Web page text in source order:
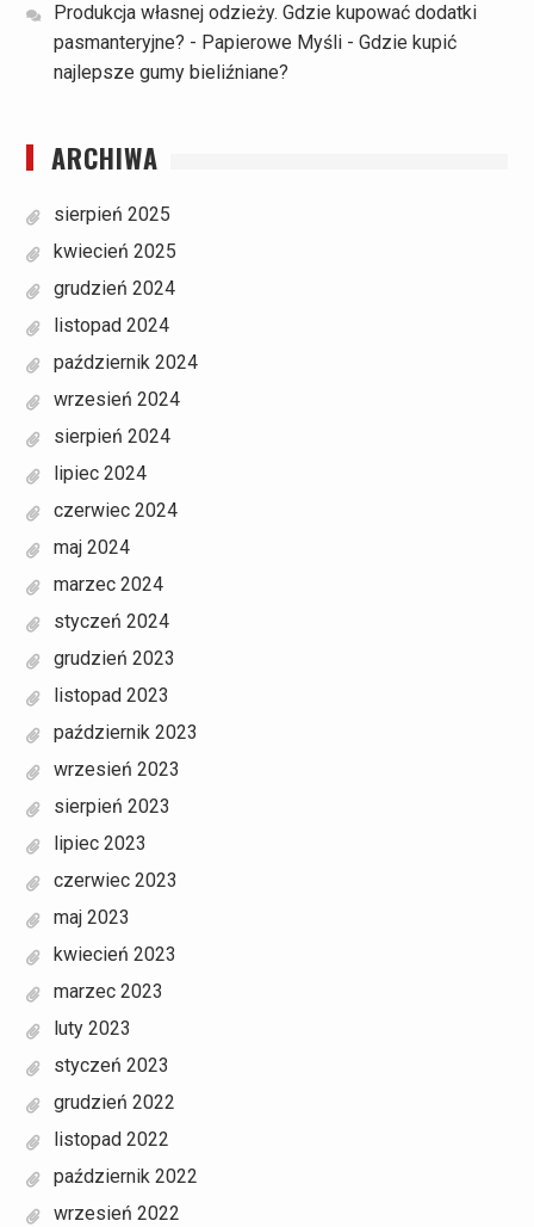
Produkcja własnej odzieży. Gdzie kupować dodatki
pasmanteryjne? - Papierowe Myśli- Gdzie kupić
najlepsze gumy bieliźniane?
ARCHIWA
sierpień 2025
kwiecień 2025
grudzień 2024
listopad 2024
październik 2024
wrzesień 2024
sierpień 2024
lipiec 2024
czerwiec 2024
maj 2024
marzec 2024
styczeń 2024
grudzień 2023
listopad 2023
październik 2023
wrzesień 2023
sierpień 2023
lipiec 2023
czerwiec 2023
maj 2023
kwiecień 2023
marzec 2023
luty 2023
styczeń 2023
grudzień 2022
listopad 2022
październik 2022
wrzesień 2022